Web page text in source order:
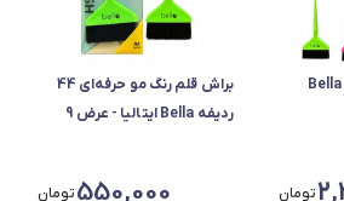
ست پک براش رنگ مو Bella
تومان
براش قلم رنگ مو حرفه‌ای 44
ردیفه Bella ایتالیا - عرض 9
550,000تومان